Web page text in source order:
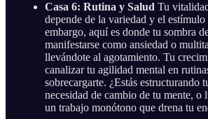
Casa 6: Rutina y Salud Tu
depende de la variedad y el
embargo, aquí es donde tu sombra
manifestarse como ansiedad o
llevándote al agotamiento. Tu
canalizar tu agilidad mental en
sobrecargarte. ¿Estás estructurando
necesidad de cambio de tu mente, o
un trabajo monótono que drena tu